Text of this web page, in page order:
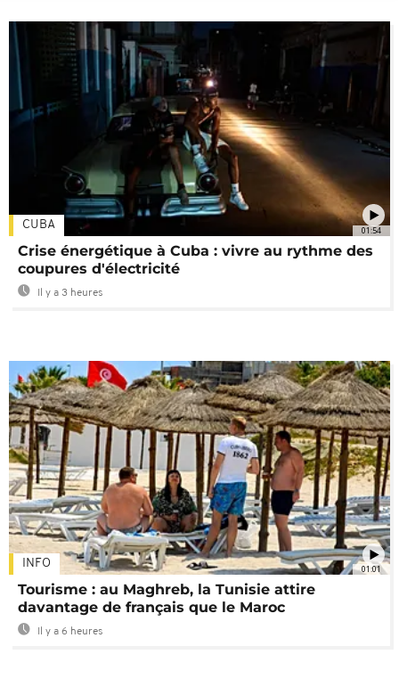
01:54
CUBA
Crise énergétique à Cuba : vivre au rythme des
coupures d'électricité
Il y a 3 heures
01:01
INFO
Tourisme : au Maghreb, la Tunisie attire
davantage de français que le Maroc
Il y a 6 heures